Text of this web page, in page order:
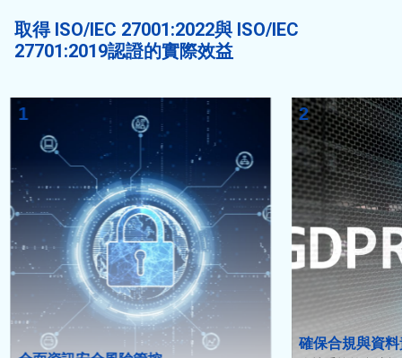
取得 ISO/IEC 27001:2022與 ISO/IEC
27701:2019認證的實際效益
1 2
確保合規與資